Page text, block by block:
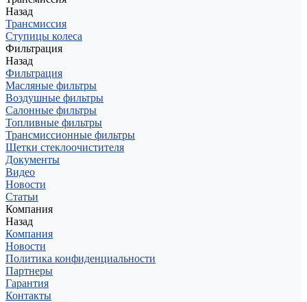
Назад
Трансмиссия
Ступицы колеса
Фильтрация
Назад
Фильтрация
Масляные фильтры
Воздушные фильтры
Салонные фильтры
Топливные фильтры
Трансмиссионные фильтры
Щетки стеклоочистителя
Документы
Видео
Новости
Статьи
Компания
Назад
Компания
Новости
Политика конфиденциальности
Партнеры
Гарантия
Контакты